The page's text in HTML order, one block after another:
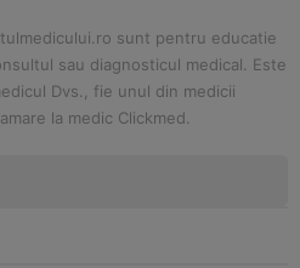
sunt pentru educatie
sau diagnosticul medical. Este
Dvs., fie unul din medicii
la medic Clickmed.